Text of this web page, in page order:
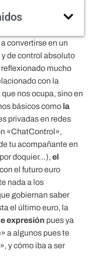
convertirse en un
de control absoluto
reflexionado mucho
con la
nos ocupa, sino en
básicos como la
privadas en redes
«ChatControl»,
tu acompañante en
doquier…), el
el futuro euro
nada a los
gobiernan saber
el último euro, la
expresión pues ya
a algunos pues te
y cómo iba a ser